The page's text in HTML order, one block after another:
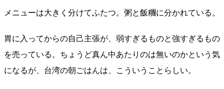
メニューは大きく分けてふたつ。粥と飯糰に分かれている。
胃に入ってからの自己主張が、弱すぎるものと強すぎるもの
を売っている。ちょうど真ん中あたりのは無いのかという気
になるが、台湾の朝ごはんは、こういうことらしい。